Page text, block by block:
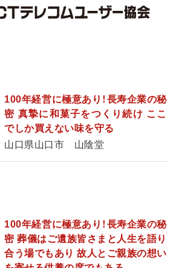
100年経営に極意あり！長寿企業の秘
密 真摯に和菓子をつくり続け ここ
でしか買えない味を守る
山口県山口市 山陰堂
100年経営に極意あり！長寿企業の秘
密 葬儀はご遺族皆さまと人生を語り
合う場でもあり 故人とご親族の想い